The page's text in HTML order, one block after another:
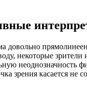
довольно
некоторые зрители
неоднозначность
зрения касается не